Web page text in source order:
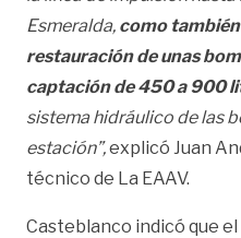
Esmeralda, como
restauración de unas
captación de 450 a 900
sistema hidráulico de las
estación”,explicó Juan
técnico de La EAAV.
Casteblanco indicó que